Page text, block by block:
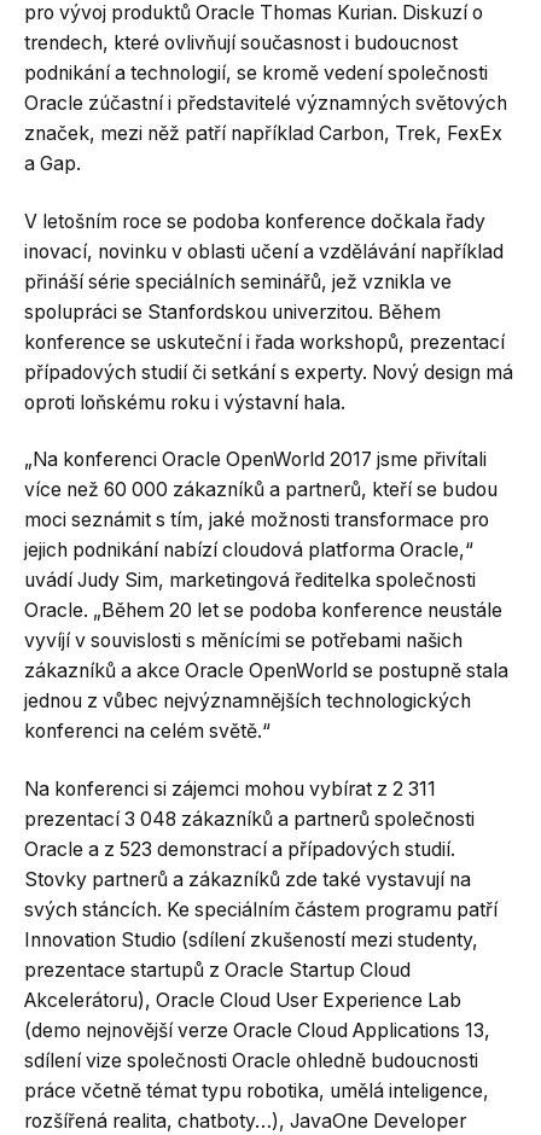
pro vývoj produktů Oracle Thomas Kurian. Diskuzí o
trendech, které ovlivňují současnost i budoucnost
podnikání a technologií, se kromě vedení společnosti
Oracle zúčastní i představitelé významných světových
značek, mezi něž patří například Carbon, Trek, FexEx
a Gap.
V letošním roce se podoba konference dočkala řady
inovací, novinku v oblasti učení a vzdělávání například
přináší série speciálních seminářů, jež vznikla ve
spolupráci se Stanfordskou univerzitou. Během
konference se uskuteční i řada workshopů, prezentací
případových studií či setkání s experty. Nový design má
oproti loňskému roku i výstavní hala.
„Na konferenci Oracle OpenWorld 2017 jsme přivítali
více než 60 000 zákazníků a partnerů, kteří se budou
moci seznámit s tím, jaké možnosti transformace pro
jejich podnikání nabízí cloudová platforma Oracle,“
uvádí Judy Sim, marketingová ředitelka společnosti
Oracle. „Během 20 let se podoba konference neustále
vyvíjí v souvislosti s měnícími se potřebami našich
zákazníků a akce Oracle OpenWorld se postupně stala
jednou z vůbec nejvýznamnějších technologických
konferenci na celém světě.“
Na konferenci si zájemci mohou vybírat z 2 311
prezentací 3 048 zákazníků a partnerů společnosti
Oracle a z 523 demonstrací a případových studií.
Stovky partnerů a zákazníků zde také vystavují na
svých stáncích. Ke speciálním částem programu patří
Innovation Studio (sdílení zkušeností mezi studenty,
prezentace startupů z Oracle Startup Cloud
Akcelerátoru), Oracle Cloud User Experience Lab
(demo nejnovější verze Oracle Cloud Applications 13,
sdílení vize společnosti Oracle ohledně budoucnosti
práce včetně témat typu robotika, umělá inteligence,
rozšířená realita, chatboty…), JavaOne Developer